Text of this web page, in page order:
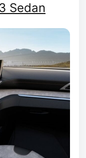
Sedan